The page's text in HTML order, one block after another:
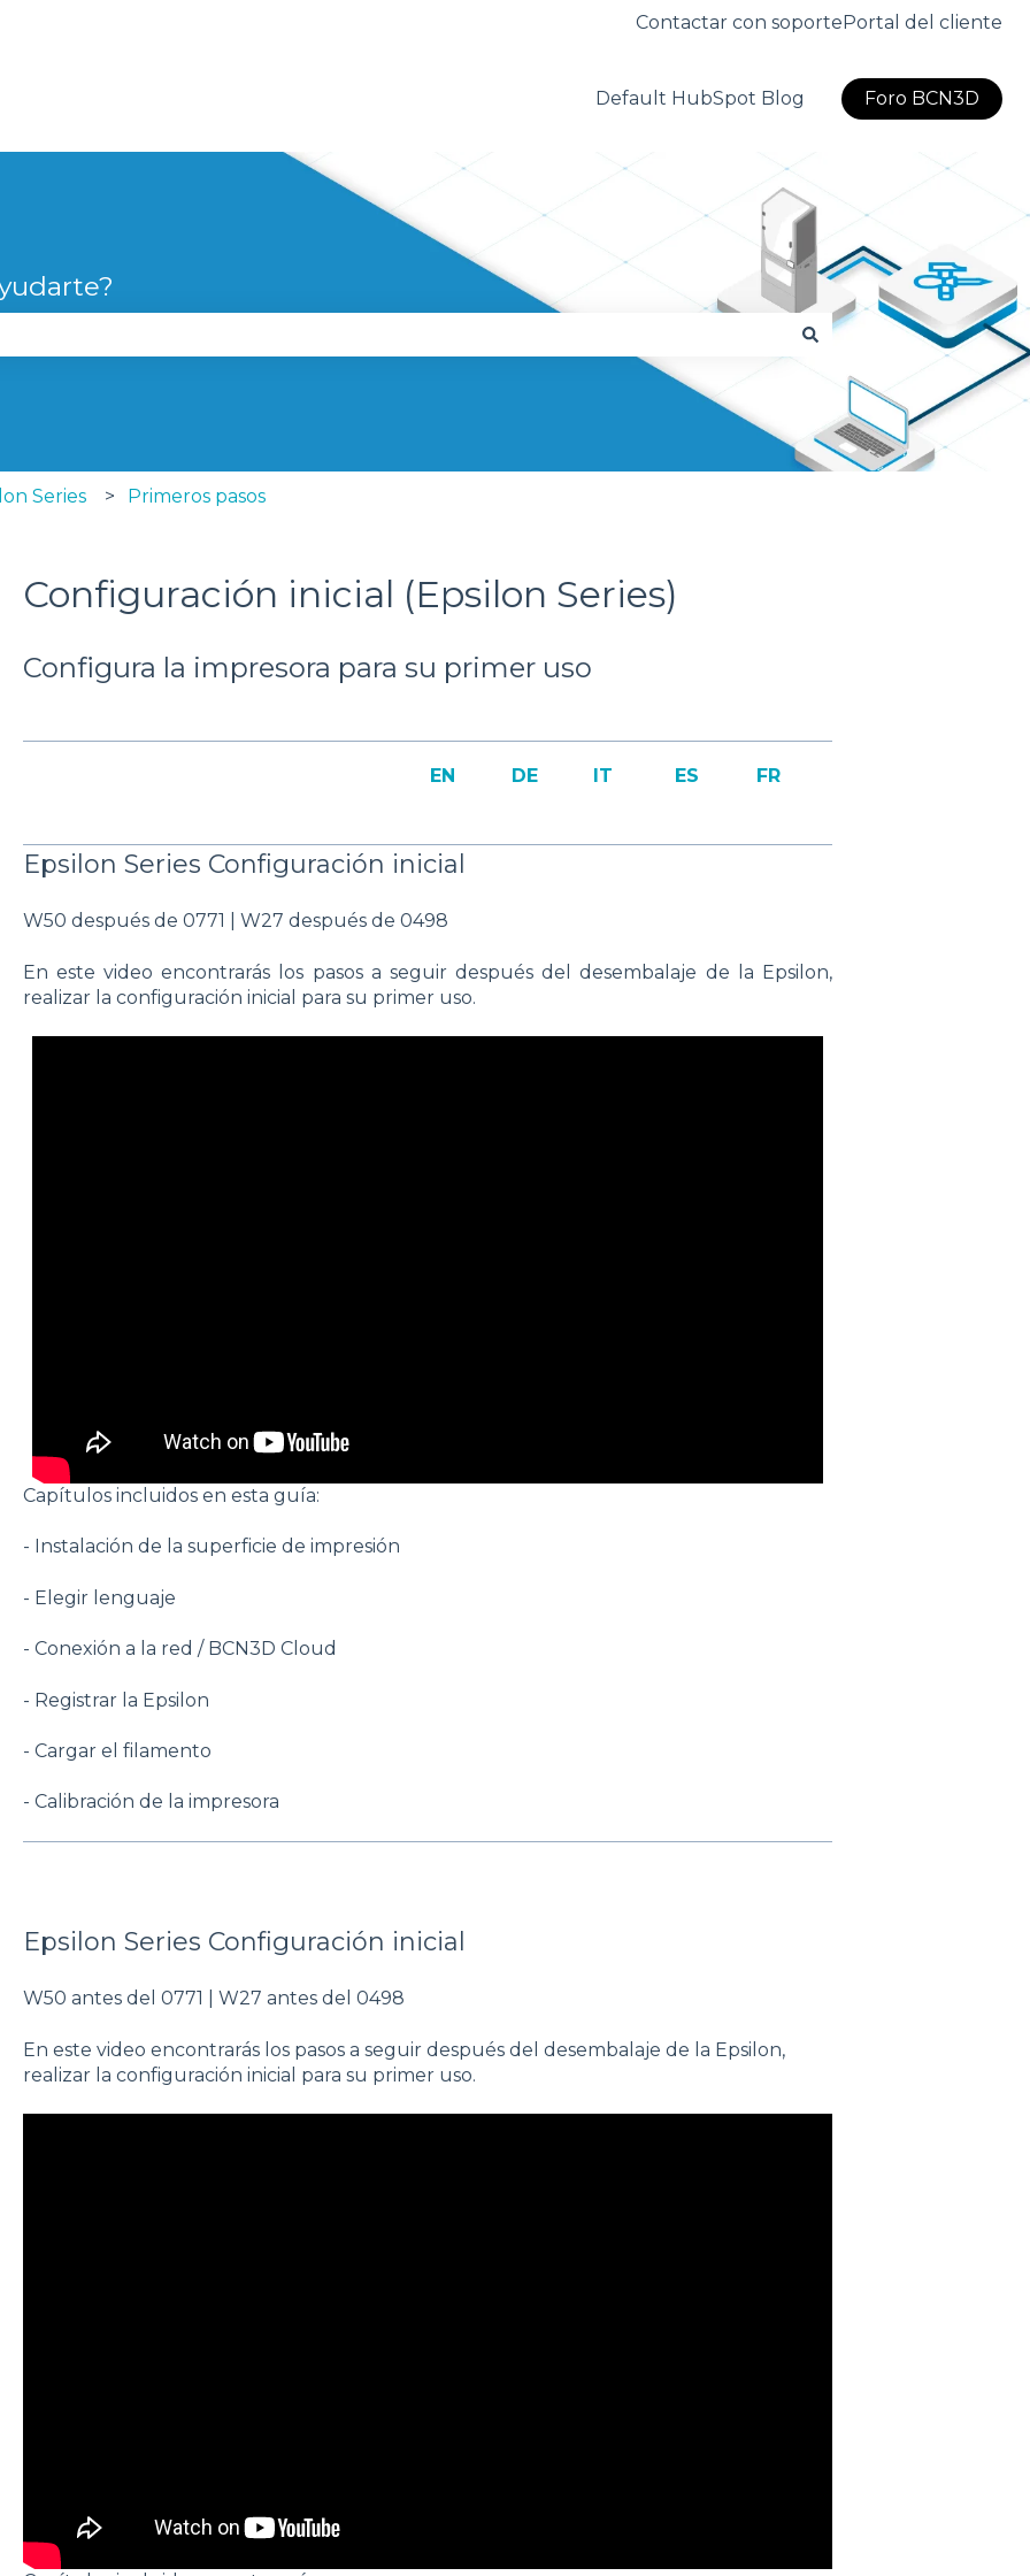
Contactar con soportePortal del cliente
Default HubSpot Blog Foro BCN3D
de búsqueda está vacío.
Series Primeros pasos
Configuración inicial (Epsilon Series)
Configura la impresora para su primer uso
EN DE IT ES FR
Epsilon Series Configuración inicial
W50 después de 0771 | W27 después de 0498
En este video encontrarás los pasos a seguir después del desembalaje de la Epsilon,
realizar la configuración inicial para su primer uso.
Capítulos incluidos en esta guía:
- Instalación de la superficie de impresión
- Elegir lenguaje
- Conexión a la red / BCN3D Cloud
- Registrar la Epsilon
- Cargar el filamento
- Calibración de la impresora
Epsilon Series Configuración inicial
W50 antes del 0771 | W27 antes del 0498
En este video encontrarás los pasos a seguir después del desembalaje de la Epsilon,
realizar la configuración inicial para su primer uso.